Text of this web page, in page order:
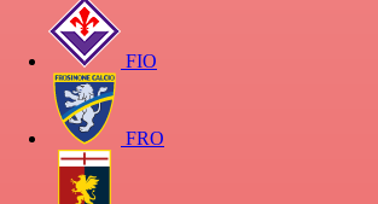
FIO
FRO